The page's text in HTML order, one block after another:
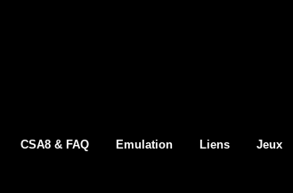
CSA8 & FAQ Emulation Liens Jeux